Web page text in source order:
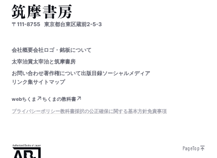
〒111-8755 東京都台東区蔵前2-5-3
会社概要会社ロゴ・銘板について
太宰治賞太宰治と筑摩書房
お問い合わせ著作権について出版目録ソーシャルメディア
リンク集サイトマップ
webちくま
ちくまの教科書
プライバシーポリシー教科書採択の公正確保に関する基本方針免責事項
PageTop